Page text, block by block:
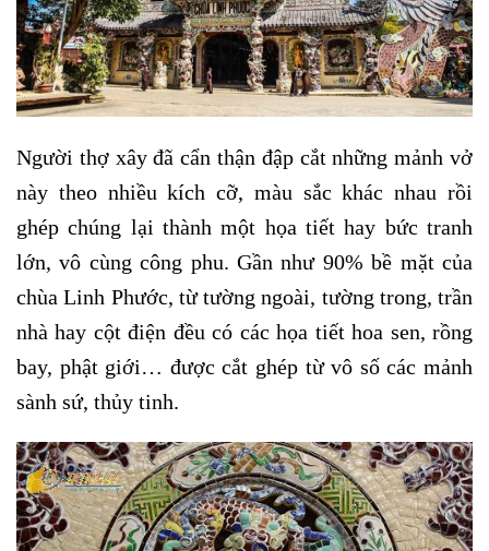
Người thợ xây đã cẩn thận đập cắt những mảnh vở
này theo nhiều kích cỡ, màu sắc khác nhau rồi
ghép chúng lại thành một họa tiết hay bức tranh
lớn, vô cùng công phu. Gần như 90% bề mặt của
chùa Linh Phước, từ tường ngoài, tường trong, trần
nhà hay cột điện đều có các họa tiết hoa sen, rồng
bay, phật giới… được cắt ghép từ vô số các mảnh
sành sứ, thủy tinh.